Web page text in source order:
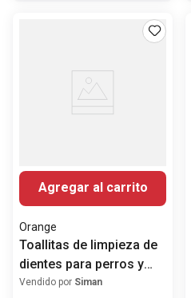
Agregar al carrito
Orange
Toallitas de limpieza de
dientes para perros y
gatos
Vendido por Siman